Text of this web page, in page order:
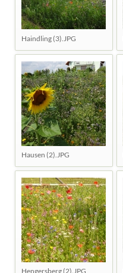
Haindling (3).JPG
Hausen (2).JPG
Hengersberg (2).JPG